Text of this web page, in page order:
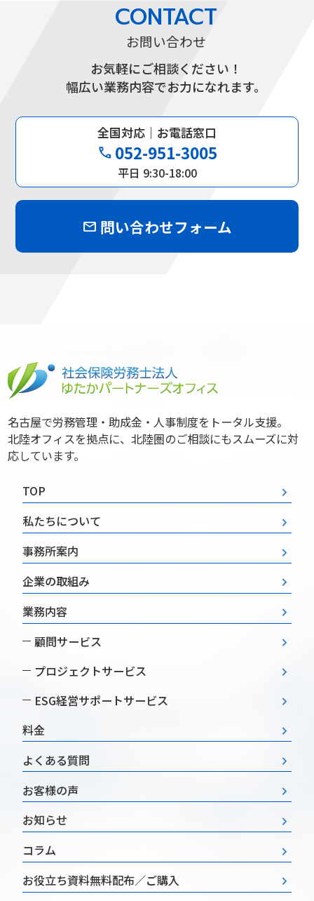
CONTACT
お問い合わせ
お気軽にご相談ください！
幅広い業務内容でお力になれます。
全国対応｜お電話窓口
phone 052-951-3005
平日 9:30-18:00
mail 問い合わせフォーム
名古屋で労務管理・助成金・人事制度をトータル支援。
北陸オフィスを拠点に、北陸圏のご相談にもスムーズに対
応しています。
TOP
私たちについて
事務所案内
企業の取組み
業務内容
顧問サービス
プロジェクトサービス
ESG経営サポートサービス
料金
よくある質問
お客様の声
お知らせ
コラム
お役立ち資料無料配布／ご購入